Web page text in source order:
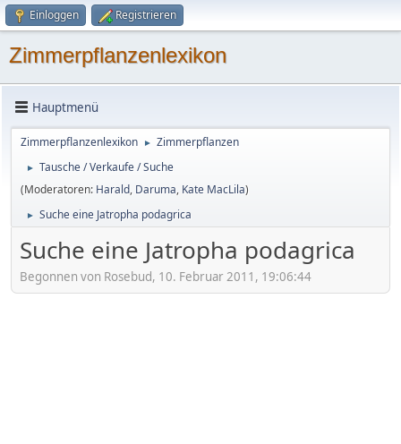
Einloggen Registrieren
Zimmerpflanzenlexikon
Hauptmenü
Zimmerpflanzenlexikon ► Zimmerpflanzen
►
Tausche / Verkaufe / Suche
(Moderatoren: Harald, Daruma, Kate MacLila)
► Suche eine Jatropha podagrica
Suche eine Jatropha podagrica
Begonnen von Rosebud, 10. Februar 2011, 19:06:44